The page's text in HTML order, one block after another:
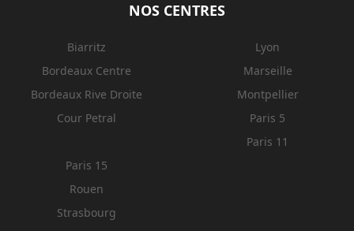
NOS CENTRES
Biarritz
Bordeaux Centre
Bordeaux Rive Droite
Cour Petral
Lyon
Marseille
Montpellier
Paris 5
Paris 11
Paris 15
Rouen
Strasbourg